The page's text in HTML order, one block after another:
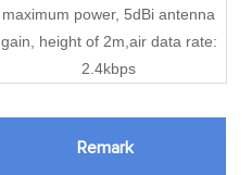
maximum power, 5dBi antenna
gain, height of 2m,air data rate:
2.4kbps
Remark